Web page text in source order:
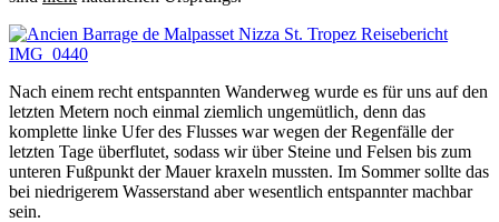
Nach einem recht entspannten Wanderweg wurde es für uns auf den
letzten Metern noch einmal ziemlich ungemütlich, denn das
komplette linke Ufer des Flusses war wegen der Regenfälle der
letzten Tage überflutet, sodass wir über Steine und Felsen bis zum
unteren Fußpunkt der Mauer kraxeln mussten. Im Sommer sollte das
bei niedrigerem Wasserstand aber wesentlich entspannter machbar
sein.